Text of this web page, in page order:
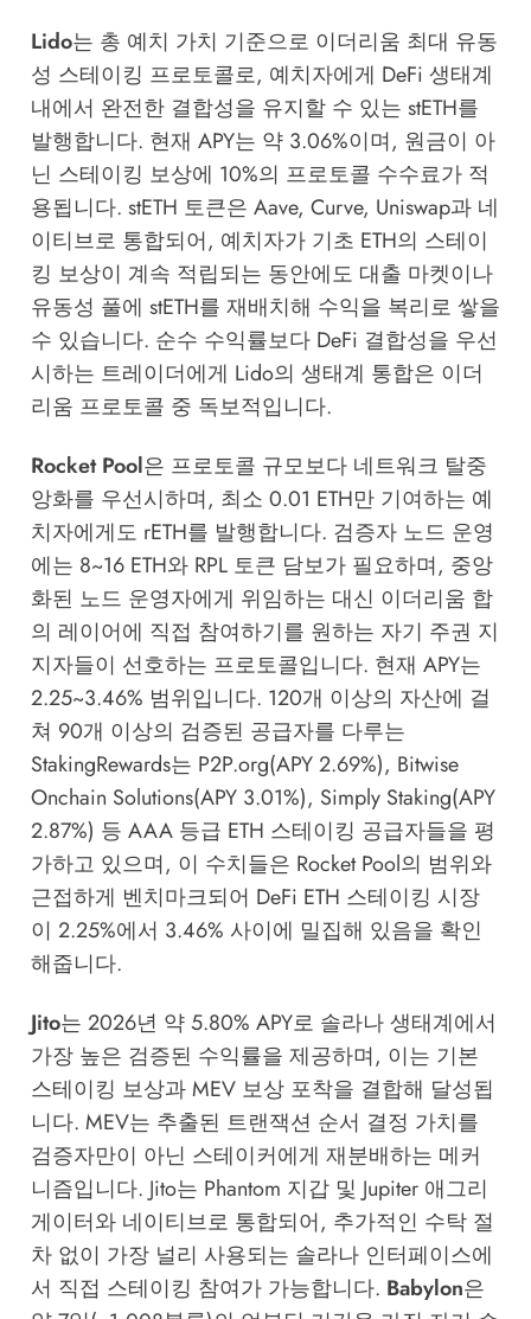
Lido는 총 예치 가치 기준으로 이더리움 최대 유동
성 스테이킹 프로토콜로, 예치자에게 DeFi 생태계
내에서 완전한 결합성을 유지할 수 있는 stETH를
발행합니다. 현재 APY는 약 3.06%이며, 원금이 아
닌 스테이킹 보상에 10%의 프로토콜 수수료가 적
용됩니다. stETH 토큰은 Aave, Curve, Uniswap과 네
이티브로 통합되어, 예치자가 기초 ETH의 스테이
킹 보상이 계속 적립되는 동안에도 대출 마켓이나
유동성 풀에 stETH를 재배치해 수익을 복리로 쌓을
수 있습니다. 순수 수익률보다 DeFi 결합성을 우선
시하는 트레이더에게 Lido의 생태계 통합은 이더
리움 프로토콜 중 독보적입니다.
Rocket Pool은 프로토콜 규모보다 네트워크 탈중
앙화를 우선시하며, 최소 0.01 ETH만 기여하는 예
치자에게도 rETH를 발행합니다. 검증자 노드 운영
에는 8~16 ETH와 RPL 토큰 담보가 필요하며, 중앙
화된 노드 운영자에게 위임하는 대신 이더리움 합
의 레이어에 직접 참여하기를 원하는 자기 주권 지
지자들이 선호하는 프로토콜입니다. 현재 APY는
2.25~3.46% 범위입니다. 120개 이상의 자산에 걸
쳐 90개 이상의 검증된 공급자를 다루는
StakingRewards는 P2P.org(APY 2.69%), Bitwise
Onchain Solutions(APY 3.01%), Simply Staking(APY
2.87%) 등 AAA 등급 ETH 스테이킹 공급자들을 평
가하고 있으며, 이 수치들은 Rocket Pool의 범위와
근접하게 벤치마크되어 DeFi ETH 스테이킹 시장
이 2.25%에서 3.46% 사이에 밀집해 있음을 확인
해줍니다.
Jito는 2026년 약 5.80% APY로 솔라나 생태계에서
가장 높은 검증된 수익률을 제공하며, 이는 기본
스테이킹 보상과 MEV 보상 포착을 결합해 달성됩
니다. MEV는 추출된 트랜잭션 순서 결정 가치를
검증자만이 아닌 스테이커에게 재분배하는 메커
니즘입니다. Jito는 Phantom 지갑 및 Jupiter 애그리
게이터와 네이티브로 통합되어, 추가적인 수탁 절
차 없이 가장 널리 사용되는 솔라나 인터페이스에
서 직접 스테이킹 참여가 가능합니다. Babylon은